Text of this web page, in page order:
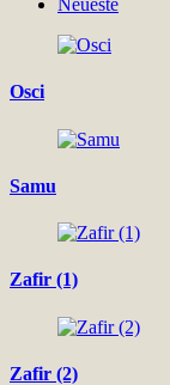
Neueste
Osci
Samu
Zafir (1)
Zafir (2)